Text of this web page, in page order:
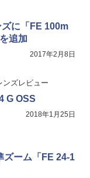
に「FE 100m
追加
2017年2月8日
ンズレビュー
G OSS
2018年1月25日
ズーム「FE 24-1